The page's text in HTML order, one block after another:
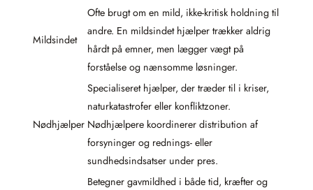
Mildsindet
Ofte brugt om en mild, ikke-kritisk holdning til
andre. En mildsindet hjælper trækker aldrig
hårdt på emner, men lægger vægt på
forståelse og nænsomme løsninger.
Nødhjælper
Specialiseret hjælper, der træder til i kriser,
naturkatastrofer eller konfliktzoner.
Nødhjælpere koordinerer distribution af
forsyninger og rednings- eller
sundhedsindsatser under pres.
Betegner gavmildhed i både tid, kræfter og